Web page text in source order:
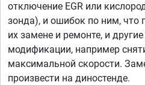
отключение EGR или
зонда), и ошибок по ним, что
их замене и ремонте, и
модификации, например
максимальной скорости.
произвести на диностенде.